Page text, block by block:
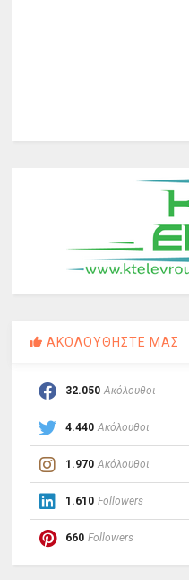
ΑΚΟΛΟΥΘΗΣΤΕ ΜΑΣ
32.050 Ακόλουθοι
4.440 Ακόλουθοι
1.970 Ακόλουθοι
1.610 Followers
660 Followers